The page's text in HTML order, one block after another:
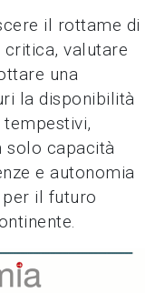
il rottame di
valutare
una
la disponibilità
solo capacità
e autonomia
il futuro